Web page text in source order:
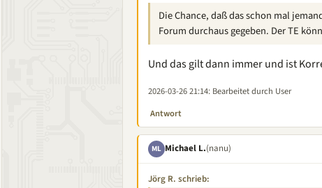
Die Chance, daß das schon mal
Forum durchaus gegeben. Der TE
Und das gilt dann immer und ist
2026-03-26 21:14: Bearbeitet durch User
Antwort
ML Michael L.(nanu)
Jörg R. schrieb: